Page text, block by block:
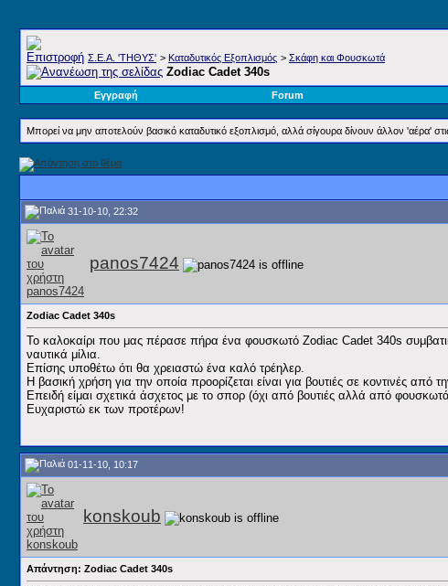
Σ.E.A. 'ΤΗΘΥΣ' > Καταδυτικός Εξοπλισμός > Σκάφη και Φουσκωτά
Zodiac Cadet 340s
Εγγραφή Forum
Μπορεί να μην αποτελούν βασικό καταδυτικό εξοπλισμό, αλλά σίγουρα δίνουν άλλον 'αέρα'
31-10-10, 22:32
panos7424
Zodiac Cadet 340s
Το καλοκαίρι που μας πέρασε πήρα ένα φουσκωτό Zodiac Cadet 340s
ναυτικά μίλια.
Επίσης υποθέτω ότι θα χρειαστώ ένα καλό τρέηλερ.
Η βασική χρήση για την οποία προορίζεται είναι για βουτιές σε κοντινές από
Επειδή είμαι σχετικά άσχετος με το σπορ (όχι από βουτιές αλλά από
Ευχαριστώ εκ των προτέρων!
01-11-10, 10:17
konskoub
Απάντηση: Zodiac Cadet 340s